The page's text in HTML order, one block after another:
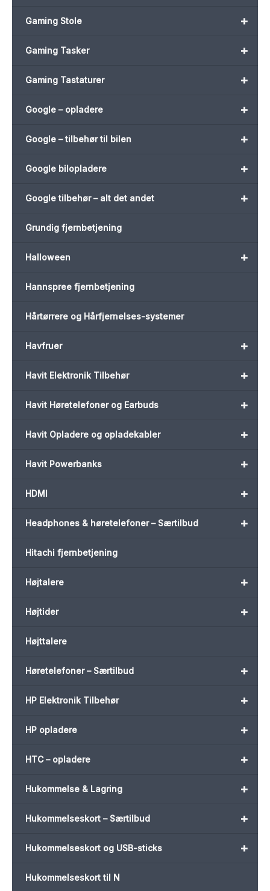
+
Gaming Stole
+
Gaming Tasker
+
Gaming Tastaturer
+
Google – opladere
+
Google – tilbehør til bilen
+
Google bilopladere
+
Google tilbehør – alt det andet
Grundig fjernbetjening
+
Halloween
Hannspree fjernbetjening
Hårtørrere og Hårfjernelses-systemer
+
Havfruer
+
Havit Elektronik Tilbehør
+
Havit Høretelefoner og Earbuds
+
Havit Opladere og opladekabler
+
Havit Powerbanks
+
HDMI
+
Headphones & høretelefoner – Særtilbud
Hitachi fjernbetjening
+
Højtalere
+
Højtider
Højttalere
+
Høretelefoner – Særtilbud
+
HP Elektronik Tilbehør
+
HP opladere
+
HTC – opladere
+
Hukommelse & Lagring
+
Hukommelseskort – Særtilbud
+
Hukommelseskort og USB-sticks
Hukommelseskort til N